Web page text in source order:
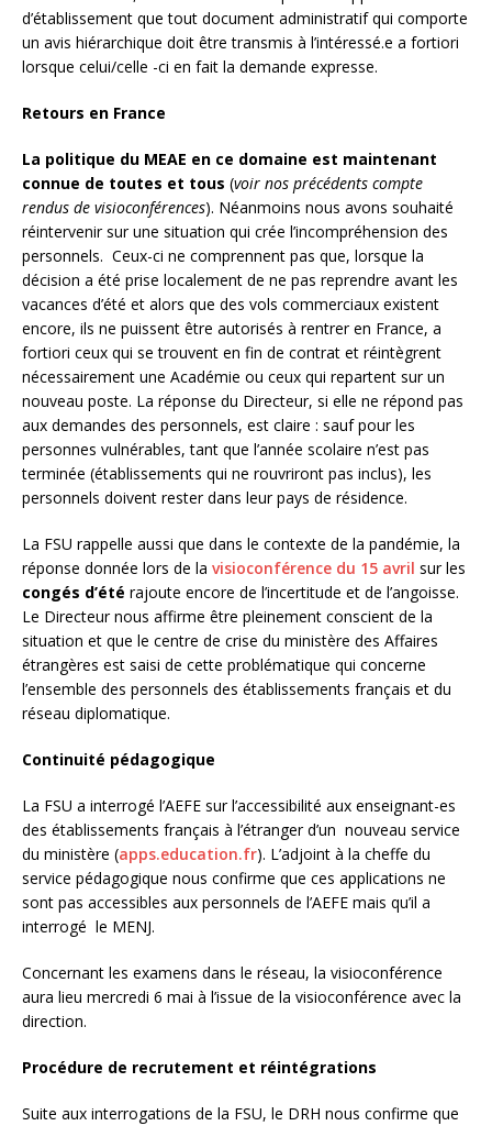
d’établissement que tout document administratif qui comporte
un avis hiérarchique doit être transmis à l’intéressé.e a fortiori
lorsque celui/celle -ci en fait la demande expresse.
Retours en France
La politique du MEAE en ce domaine est maintenant
connue de toutes et tous (voir nos précédents compte
rendus de visioconférences). Néanmoins nous avons souhaité
réintervenir sur une situation qui crée l’incompréhension des
personnels. Ceux-ci ne comprennent pas que, lorsque la
décision a été prise localement de ne pas reprendre avant les
vacances d’été et alors que des vols commerciaux existent
encore, ils ne puissent être autorisés à rentrer en France, a
fortiori ceux qui se trouvent en fin de contrat et réintègrent
nécessairement une Académie ou ceux qui repartent sur un
nouveau poste. La réponse du Directeur, si elle ne répond pas
aux demandes des personnels, est claire : sauf pour les
personnes vulnérables, tant que l’année scolaire n’est pas
terminée (établissements qui ne rouvriront pas inclus), les
personnels doivent rester dans leur pays de résidence.
La FSU rappelle aussi que dans le contexte de la pandémie, la
réponse donnée lors de la visioconférence du 15 avril sur les
congés d’été rajoute encore de l’incertitude et de l’angoisse.
Le Directeur nous affirme être pleinement conscient de la
situation et que le centre de crise du ministère des Affaires
étrangères est saisi de cette problématique qui concerne
l’ensemble des personnels des établissements français et du
réseau diplomatique.
Continuité pédagogique
La FSU a interrogé l’AEFE sur l’accessibilité aux enseignant-es
des établissements français à l’étranger d’un nouveau service
du ministère (apps.education.fr). L’adjoint à la cheffe du
service pédagogique nous confirme que ces applications ne
sont pas accessibles aux personnels de l’AEFE mais qu’il a
interrogé le MENJ.
Concernant les examens dans le réseau, la visioconférence
aura lieu mercredi 6 mai à l’issue de la visioconférence avec la
direction.
Procédure de recrutement et réintégrations
Suite aux interrogations de la FSU, le DRH nous confirme que